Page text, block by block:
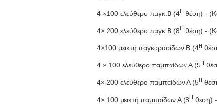
4 ×100 ελεύθερο παγκ.Β (4Η θέση) -
4× 200 ελεύθερο παγκ Β (8 Η θέση) -
4×100 μεικτή παγκορασίδων Β (4Η
4 × 100 ελεύθερο παμπαίδων Α (5Η
4× 200 ελεύθερο παμπαίδων Α (5Η
4× 100 μεικτή παμπαίδων Α (8 Η θέση)